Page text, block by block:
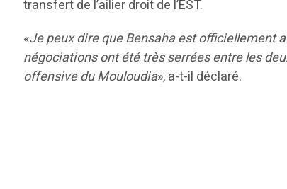
transfert de l’ailier droit de l’EST.
«Je peux dire que Bensaha est officiellement
négociations ont été très serrées entre les
offensive du Mouloudia», a-t-il déclaré.